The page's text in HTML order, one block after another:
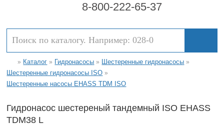
8-800-222-65-37
» Каталог » Гидронасосы » Шестеренные гидронасосы »
Шестеренные гидронасосы ISO »
Шестеренные насосы EHASS TDM ISO
Гидронасос шестереный тандемный ISO EHASS
TDM38 L